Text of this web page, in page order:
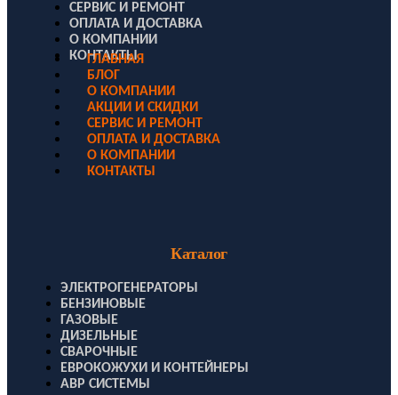
СЕРВИС И РЕМОНТ
ОПЛАТА И ДОСТАВКА
О КОМПАНИИ
КОНТАКТЫ
ГЛАВНАЯ
БЛОГ
О КОМПАНИИ
АКЦИИ И СКИДКИ
СЕРВИС И РЕМОНТ
ОПЛАТА И ДОСТАВКА
О КОМПАНИИ
КОНТАКТЫ
Каталог
ЭЛЕКТРОГЕНЕРАТОРЫ
БЕНЗИНОВЫЕ
ГАЗОВЫЕ
ДИЗЕЛЬНЫЕ
СВАРОЧНЫЕ
ЕВРОКОЖУХИ И КОНТЕЙНЕРЫ
АВР СИСТЕМЫ